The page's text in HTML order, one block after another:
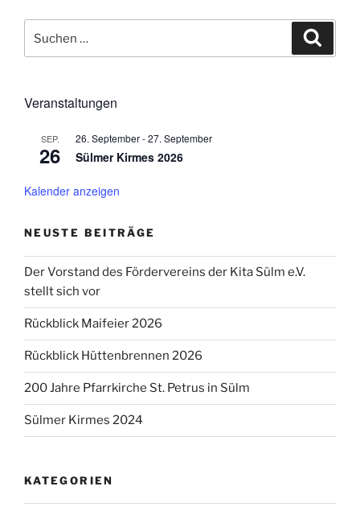
nach:
Veranstaltungen
SEP.
26
26. September-27. September
Sülmer Kirmes 2026
Kalender anzeigen
NEUSTE BEITRÄGE
Der Vorstand des Fördervereins der Kita Sülm e.V.
stellt sich vor
Rückblick Maifeier 2026
Rückblick Hüttenbrennen 2026
200 Jahre Pfarrkirche St. Petrus in Sülm
Sülmer Kirmes 2024
KATEGORIEN